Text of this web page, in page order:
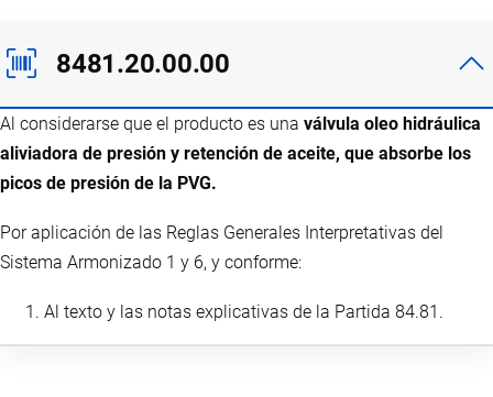
8481.20.00.00
Al considerarse que el producto es una válvula oleo hidráulica
aliviadora de presión y retención de aceite, que absorbe los
picos de presión de la PVG.
Por aplicación de las Reglas Generales Interpretativas del
Sistema Armonizado 1 y 6, y conforme:
Al texto y las notas explicativas de la Partida 84.81.